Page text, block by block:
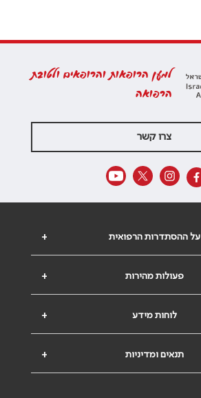
למען הרופאות והרופאים ולטובת
הרפואה
צרו קשר
+ על ההסתדרות הרפואית
+ פעולות מהירות
+ לוחות מידע
+ תנאים ומדיניות